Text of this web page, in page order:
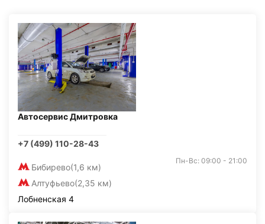
Автосервис Дмитровка
+7 (499) 110-28-43
Бибирево(1,6 км)
Алтуфьево(2,35 км)
Пн-Вс: 09:00 - 21:00
Лобненская 4